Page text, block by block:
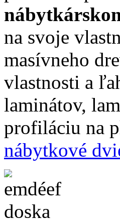
na svoje
masívneho
vlastnosti a
laminátov,
profiláciu na
nábytkové